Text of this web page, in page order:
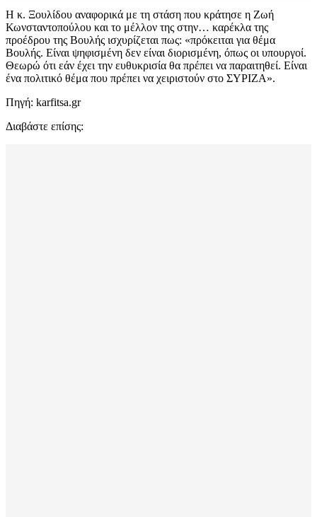
Η κ. Ξουλίδου αναφορικά με τη στάση που κράτησε η Ζωή
Κωνσταντοπούλου και το μέλλον της στην… καρέκλα της
προέδρου της Βουλής ισχυρίζεται πως: «πρόκειται για θέμα
Βουλής. Είναι ψηφισμένη δεν είναι διορισμένη, όπως οι υπουργοί.
Θεωρώ ότι εάν έχει την ευθυκρισία θα πρέπει να παραιτηθεί. Είναι
ένα πολιτικό θέμα που πρέπει να χειριστούν στο ΣΥΡΙΖΑ».
Πηγή: karfitsa.gr
Διαβάστε επίσης: